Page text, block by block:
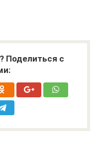
Поделиться с